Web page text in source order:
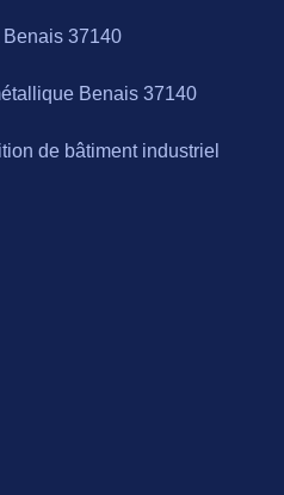
37140
Benais 37140
de bâtiment industriel